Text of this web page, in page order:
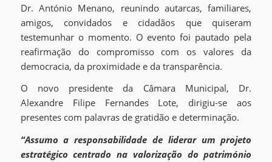
Dr. António Menano, reunindo autarcas, familiares,
amigos, convidados e cidadãos que quiseram
testemunhar o momento. O evento foi pautado pela
reafirmação do compromisso com os valores da
democracia, da proximidade e da transparência.
O novo presidente da Câmara Municipal, Dr.
Alexandre Filipe Fernandes Lote, dirigiu-se aos
presentes com palavras de gratidão e determinação.
“Assumo a responsabilidade de liderar um projeto
estratégico centrado na valorização do património